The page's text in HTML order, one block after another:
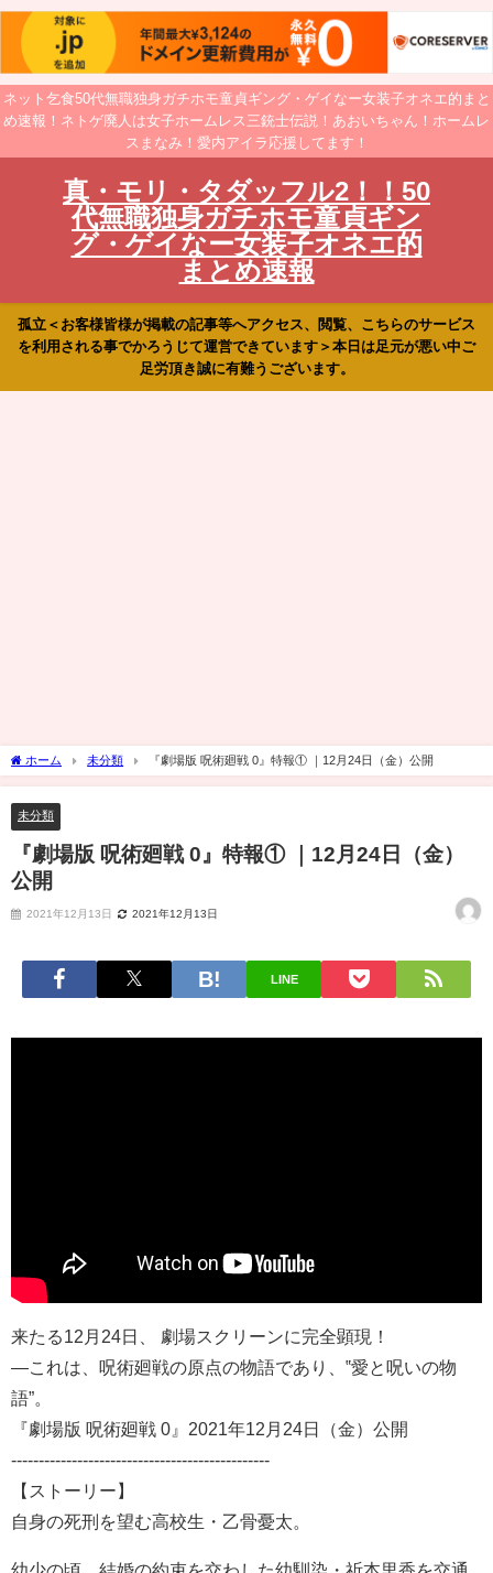
ネット乞食50代無職独身ガチホモ童貞ギング・ゲイなー女装子オネエ的まと
め速報！ネトゲ廃人は女子ホームレス三銃士伝説！あおいちゃん！ホームレ
スまなみ！愛内アイラ応援してます！
真・モリ・タダッフル2！！50
代無職独身ガチホモ童貞ギン
グ・ゲイなー女装子オネエ的
まとめ速報
孤立＜お客様皆様が掲載の記事等へアクセス、閲覧、こちらのサービス
を利用される事でかろうじて運営できています＞本日は足元が悪い中ご
足労頂き誠に有難うございます。
ホーム 未分類 『劇場版 呪術廻戦 0』特報① ｜12月24日（金）公開
未分類
『劇場版 呪術廻戦 0』特報① ｜12月24日（金）
公開
2021年12月13日 2021年12月13日
LINE
来たる12月24日、 劇場スクリーンに完全顕現！
—これは、呪術廻戦の原点の物語であり、‟愛と呪いの物
語”。
『劇場版 呪術廻戦 0』2021年12月24日（金）公開
-----------------------------------------------
【ストーリー】
自身の死刑を望む高校生・乙骨憂太。